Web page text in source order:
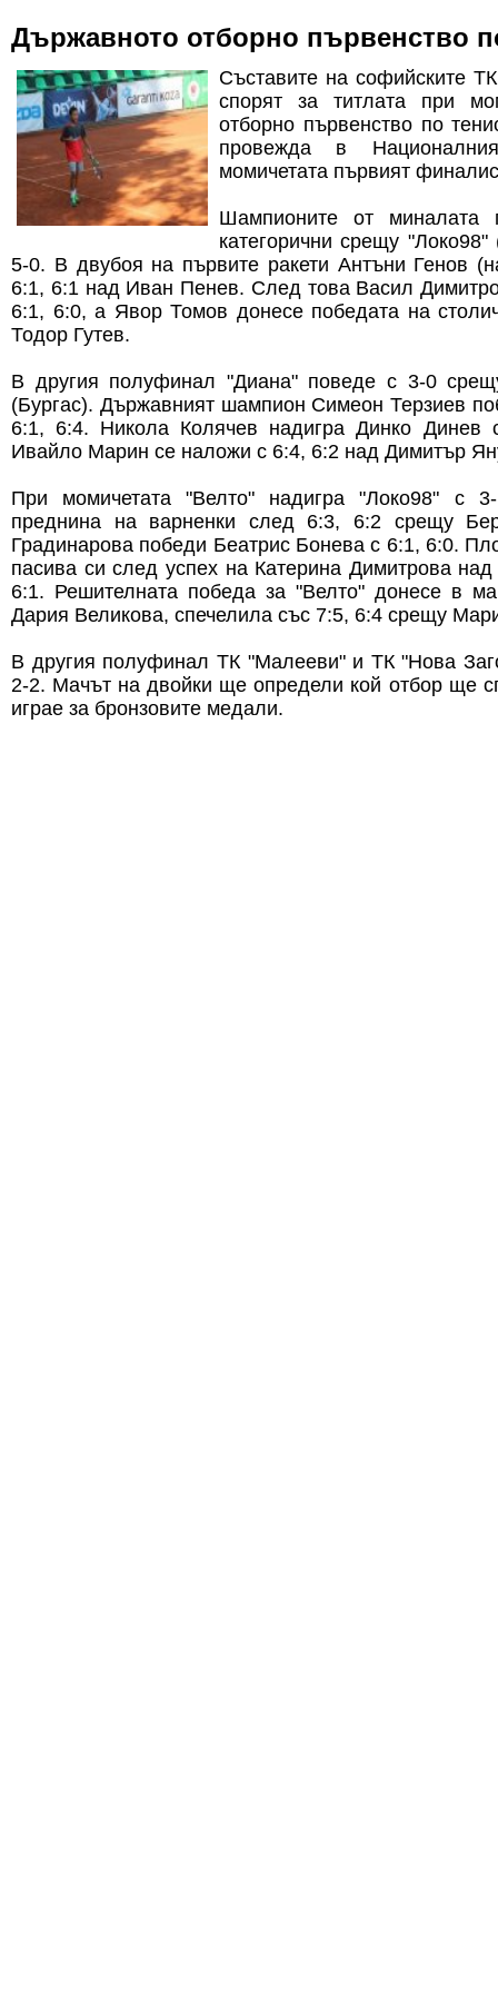
Държавното отборно първенство
Съставите на софийските
спорят за титлата при
отборно първенство по
провежда в
момичетата първият
Шампионите от миналата
категорични срещу
5-0. В двубоя на първите ракети Антъни Генов
6:1, 6:1 над Иван Пенев. След това Васил
6:1, 6:0, а Явор Томов донесе победата на
Тодор Гутев.
В другия полуфинал "Диана" поведе с 3-0
(Бургас). Държавният шампион Симеон Терзиев
6:1, 6:4. Никола Колячев надигра Динко
Ивайло Марин се наложи с 6:4, 6:2 над Димитър
При момичетата "Велто" надигра "Локо98" с
преднина на варненки след 6:3, 6:2 срещу
Градинарова победи Беатрис Бонева с 6:1, 6:0.
пасива си след успех на Катерина Димитрова
6:1. Решителната победа за "Велто" донесе в
Дария Великова, спечелила със 7:5, 6:4 срещу
В другия полуфинал ТК "Малееви" и ТК "Нова
2-2. Мачът на двойки ще определи кой отбор ще
играе за бронзовите медали.